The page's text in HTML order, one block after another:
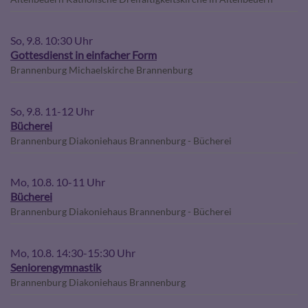
So, 9.8. 10:30 Uhr
Gottesdienst in einfacher Form
Brannenburg Michaelskirche Brannenburg
So, 9.8. 11-12 Uhr
Bücherei
Brannenburg Diakoniehaus Brannenburg - Bücherei
Mo, 10.8. 10-11 Uhr
Bücherei
Brannenburg Diakoniehaus Brannenburg - Bücherei
Mo, 10.8. 14:30-15:30 Uhr
Seniorengymnastik
Brannenburg Diakoniehaus Brannenburg